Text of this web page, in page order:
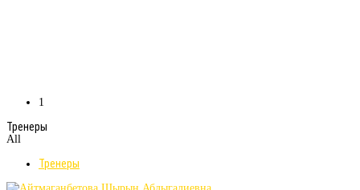
1
Тренеры
All
Тренеры